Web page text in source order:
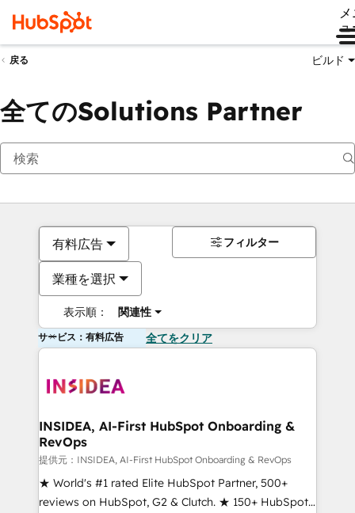
ュ
戻る ビルド
全てのSolutions Partner
有料広告
業種を選択
表示順： 関連性
フィルター
サービス：有料広告 全てをクリア
INSIDEA, AI-First HubSpot Onboarding &
RevOps
提供元：INSIDEA, AI-First HubSpot Onboarding & RevOps
★ World's #1 rated Elite HubSpot Partner, 500+
reviews on HubSpot, G2 & Clutch. ★ 150+ HubSpot